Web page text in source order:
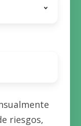
riesgos,